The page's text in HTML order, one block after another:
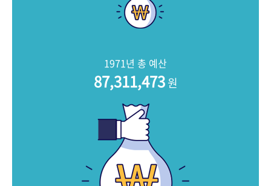
1971년 총 예산
87,311,473원